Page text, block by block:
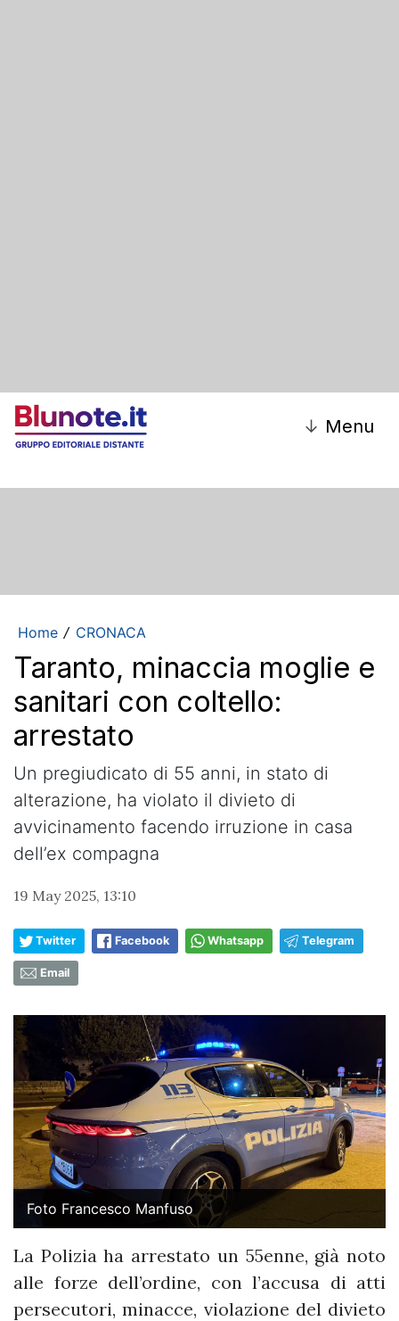
↓ Menu
Home / CRONACA
Taranto, minaccia moglie e
sanitari con coltello:
arrestato
Un pregiudicato di 55 anni, in stato di
alterazione, ha violato il divieto di
avvicinamento facendo irruzione in casa
dell’ex compagna
19 May 2025, 13:10
Twitter Facebook Whatsapp Telegram
Email
Foto Francesco Manfuso
La Polizia ha arrestato un 55enne, già noto
alle forze dell’ordine, con l’accusa di atti
persecutori, minacce, violazione del divieto